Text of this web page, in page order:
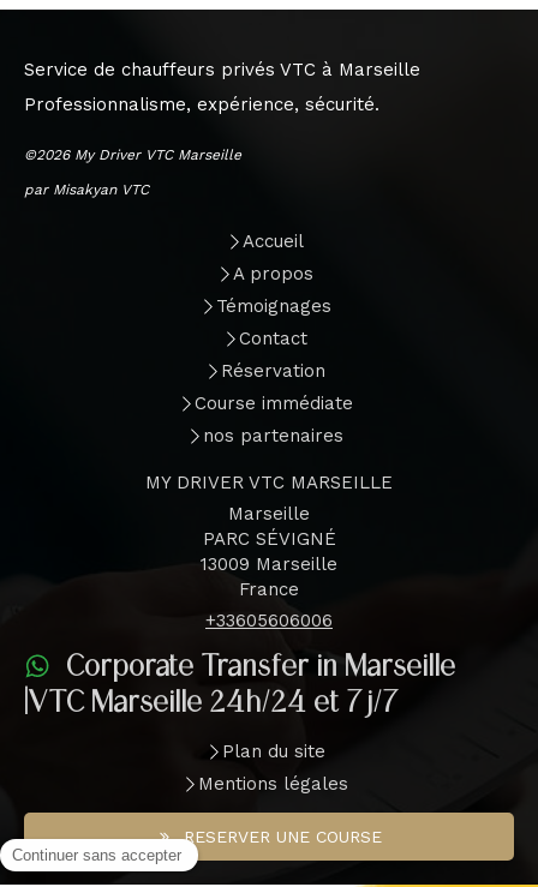
Service de chauffeurs privés VTC à Marseille
Professionnalisme, expérience, sécurité.
©2026 My Driver VTC Marseille
par Misakyan VTC
Accueil
A propos
Témoignages
Contact
Réservation
Course immédiate
nos partenaires
MY DRIVER VTC MARSEILLE
Marseille
PARC SÉVIGNÉ
13009 Marseille
France
+33605606006
Corporate Transfer in Marseille
|VTC Marseille 24h/24 et 7j/7
Plan du site
Mentions légales
RESERVER UNE COURSE